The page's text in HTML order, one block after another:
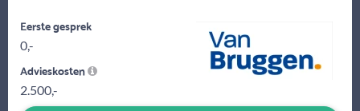
Eerste gesprek
0,-
Advieskosten
2.500,-